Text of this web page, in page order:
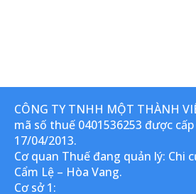
CÔNG TY TNHH MỘT THÀNH
mã số thuế 0401536253 được
17/04/2013.
Cơ quan Thuế đang quản lý: Chi
Cẩm Lệ – Hòa Vang.
Cơ sở 1: